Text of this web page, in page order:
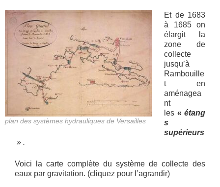
plan des systèmes hydrauliques de Versailles
Et de 1683
à 1685 on
élargit la
zone de
collecte
jusqu’à
Rambouille
t en
aménagea
nt
les « étang
s
supérieurs
» .
Voici la carte complète du système de collecte des
eaux par gravitation. (cliquez pour l’agrandir)